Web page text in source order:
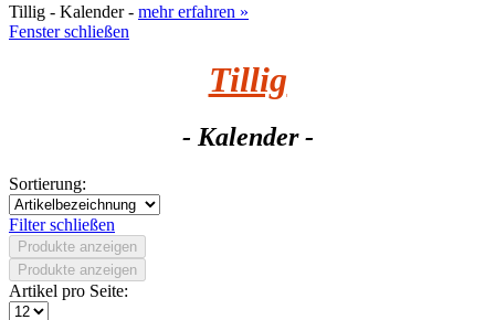
Tillig - Kalender - mehr erfahren »
Fenster schließen
Tillig
- Kalender -
Sortierung:
Filter schließen
Produkte anzeigen
Produkte anzeigen
Artikel pro Seite: